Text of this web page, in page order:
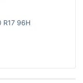
R17 96H